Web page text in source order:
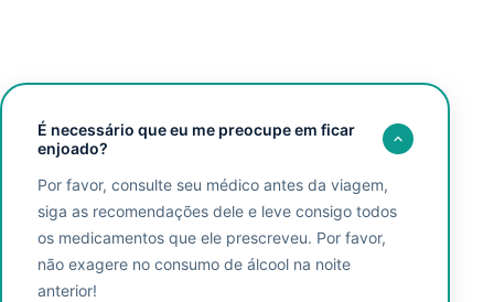
É necessário que eu me preocupe em ficar
enjoado?
Por favor, consulte seu médico antes da viagem,
siga as recomendações dele e leve consigo todos
os medicamentos que ele prescreveu. Por favor,
não exagere no consumo de álcool na noite
anterior!